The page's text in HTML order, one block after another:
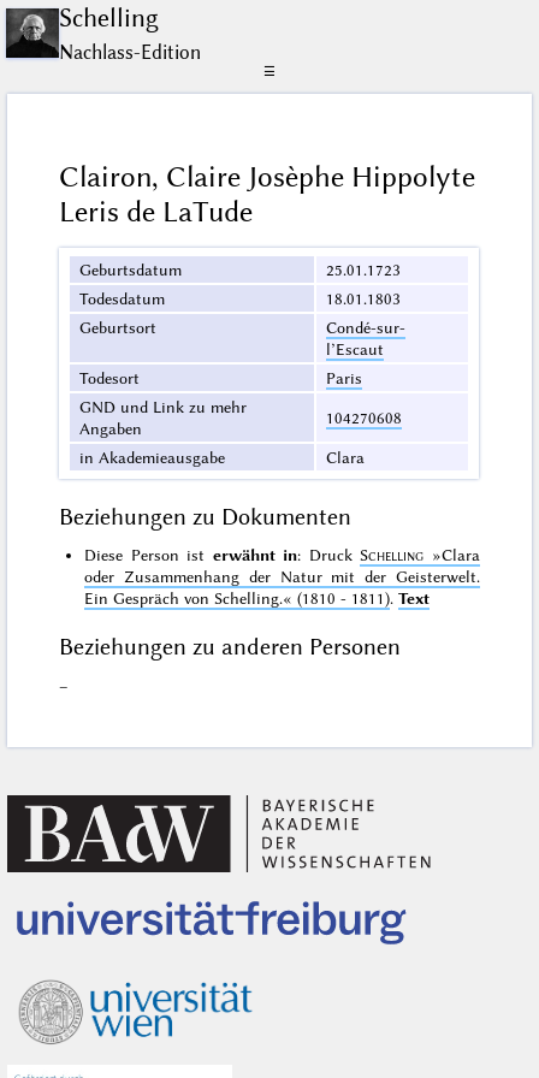
Schelling
Nachlass-Edition
☰
Clairon, Claire Josèphe Hippolyte
Leris de LaTude
Geburtsdatum
25.01.1723
Todesdatum
18.01.1803
Geburtsort
Condé-sur-
l’Escaut
Todesort
Paris
GND und Link zu mehr
Angaben
104270608
in Akademieausgabe Clara
Beziehungen zu Dokumenten
Diese Person ist erwähnt in: DruckSchelling »Clara
oder Zusammenhang der Natur mit der Geisterwelt.
Ein Gespräch von Schelling.« (1810 - 1811).Text
Beziehungen zu anderen Personen
–